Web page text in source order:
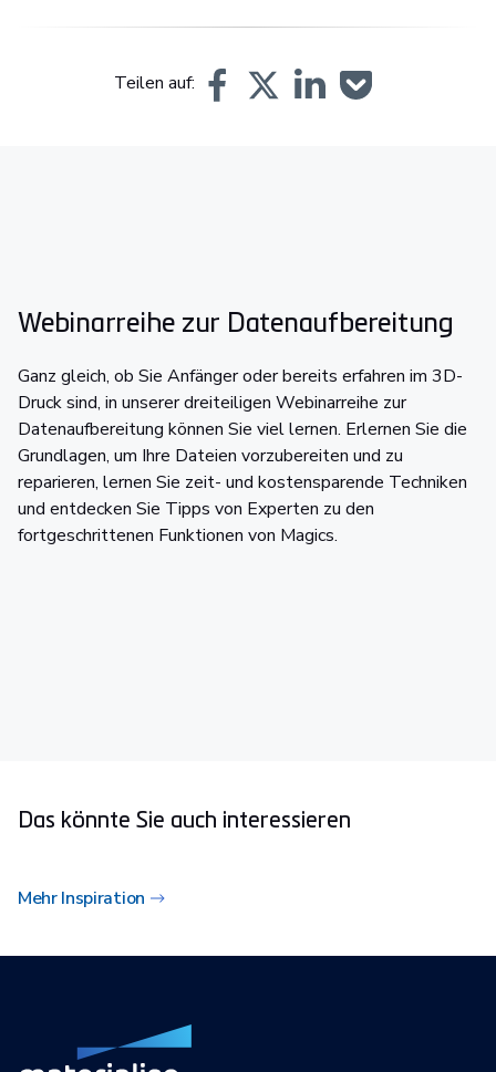
Teilen auf:
Webinarreihe zur Datenaufbereitung
Ganz gleich, ob Sie Anfänger oder bereits erfahren im 3D-
Druck sind, in unserer dreiteiligen Webinarreihe zur
Datenaufbereitung können Sie viel lernen. Erlernen Sie die
Grundlagen, um Ihre Dateien vorzubereiten und zu
reparieren, lernen Sie zeit- und kostensparende Techniken
und entdecken Sie Tipps von Experten zu den
fortgeschrittenen Funktionen von Magics.
Das könnte Sie auch interessieren
Mehr Inspiration